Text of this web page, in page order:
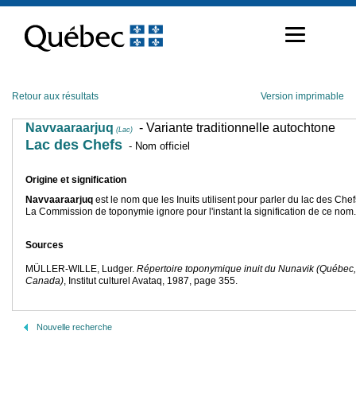
contenu
Retour aux résultats Version imprimable
Navvaaraarjuq (Lac) - Variante traditionnelle autochtone
Lac des Chefs - Nom officiel
Origine et signification
Navvaaraarjuq est le nom que les Inuits utilisent pour parler du lac des
La Commission de toponymie ignore pour l'instant la signification de ce nom.
Sources
MÜLLER-WILLE, Ludger. Répertoire toponymique inuit du Nunavik (Québec,
Canada), Institut culturel Avataq, 1987, page 355.
Nouvelle recherche